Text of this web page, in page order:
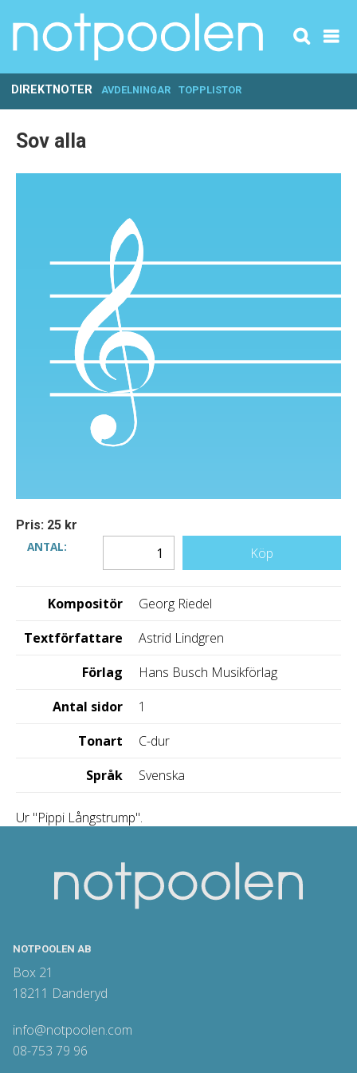
DIREKTNOTER AVDELNINGAR TOPPLISTOR
Sov alla
Pris: 25 kr
ANTAL:
Köp
Kompositör
Georg Riedel
Textförfattare
Astrid Lindgren
Förlag
Hans Busch Musikförlag
Antal sidor
1
Tonart
C-dur
Språk
Svenska
Ur "Pippi Långstrump".
NOTPOOLEN AB
Box 21
18211 Danderyd
info@notpoolen.com
08-753 79 96